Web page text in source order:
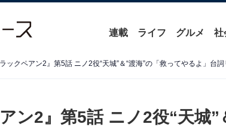
連載 ライフ グルメ 社
ラックペアン2』第5話 ニノ2役“天城”＆“渡海”の「救ってやるよ」台
ン2』第5話 ニノ2役“天城”